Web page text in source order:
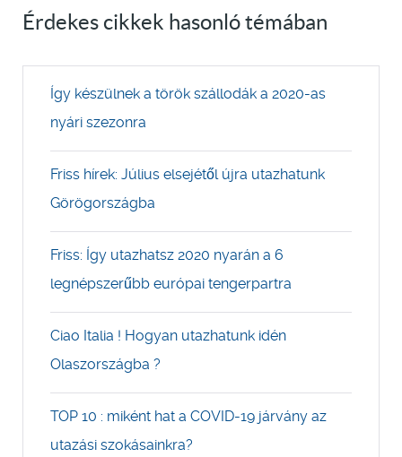
Érdekes cikkek hasonló témában
Így készülnek a török szállodák a 2020-as
nyári szezonra
Friss hírek: Július elsejétől újra utazhatunk
Görögországba
Friss: Így utazhatsz 2020 nyarán a 6
legnépszerűbb európai tengerpartra
Ciao Italia ! Hogyan utazhatunk idén
Olaszországba ?
TOP 10 : miként hat a COVID-19 járvány az
utazási szokásainkra?